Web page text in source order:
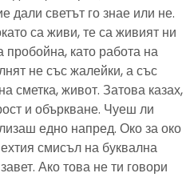
дали светът го знае или не.
са живи, те са живият ни
пробойна, като работа на
не със жалейки, а със
сметка, живот. Затова казах,
и объркване. Чуеш ли
едно напред. Око за око
смисъл на буквална
Ако това не ти говори